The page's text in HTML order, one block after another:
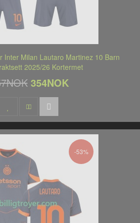
Inter Milan Lautaro Martinez 10 Barn
2025/26 Kortermet
354NOK
-53%